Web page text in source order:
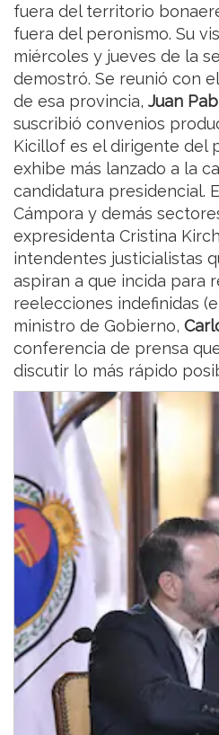
fuera del territorio
fuera del peronismo. Su
miércoles y jueves de la
demostró. Se reunió con
de esa provincia, Juan
suscribió convenios
Kicillof es el dirigente del
exhibe más lanzado a la
candidatura presidencial.
Cámpora y demás
expresidenta Cristina
intendentes justicialistas
aspiran a que incida para
reelecciones indefinidas
ministro de Gobierno,
conferencia de prensa
discutir lo más rápido